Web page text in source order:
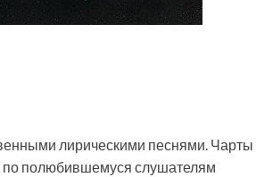
лирическими песнями. Чарты
полюбившемуся слушателям